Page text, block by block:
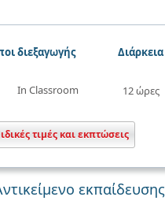
διεξαγωγής Διάρκεια
In Classroom 12 ώρες
τιμές και εκπτώσεις
εκπαίδευσης